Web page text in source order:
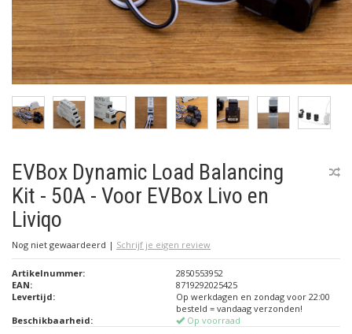
EVBox Dynamic Load Balancing
Kit - 50A - Voor EVBox Livo en
Liviqo
Nog niet gewaardeerd | Schrijf je eigen review
Artikelnummer:
2850553952
EAN:
8719292025425
Levertijd:
Op werkdagen en zondag voor 22:00
besteld = vandaag verzonden!
Beschikbaarheid:
Op voorraad